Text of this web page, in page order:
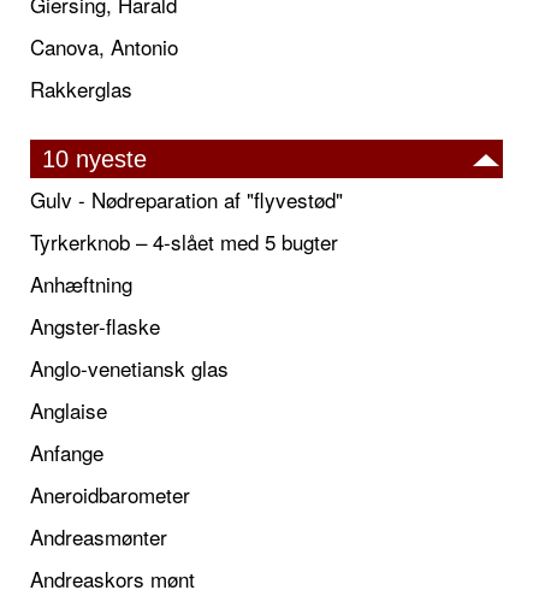
Canova, Antonio
Rakkerglas
10 nyeste
Gulv - Nødreparation af "flyvestød"
Tyrkerknob – 4-slået med 5 bugter
Anhæftning
Angster-flaske
Anglo-venetiansk glas
Anglaise
Anfange
Aneroidbarometer
Andreasmønter
Andreaskors mønt